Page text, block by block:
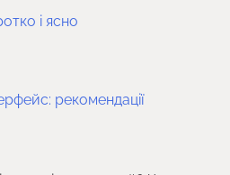
і ясно
рекомендації